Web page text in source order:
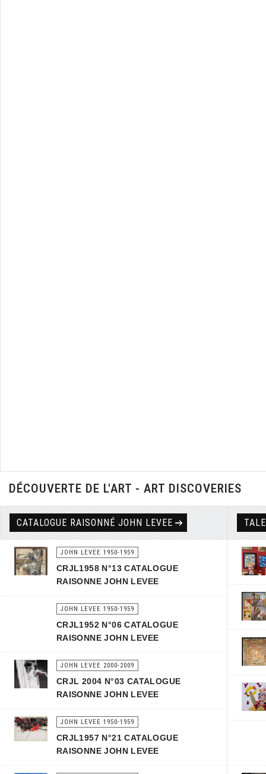
DÉCOUVERTE DE L'ART - ART DISCOVERIES
CATALOGUE RAISONNÉ JOHN LEVEE
JOHN LEVEE 1950-1959
CRJL1958 N°13 CATALOGUE
RAISONNE JOHN LEVEE
JOHN LEVEE 1950-1959
CRJL1952 N°06 CATALOGUE
RAISONNE JOHN LEVEE
JOHN LEVEE 2000-2009
CRJL 2004 N°03 CATALOGUE
RAISONNE JOHN LEVEE
JOHN LEVEE 1950-1959
CRJL1957 N°21 CATALOGUE
RAISONNE JOHN LEVEE